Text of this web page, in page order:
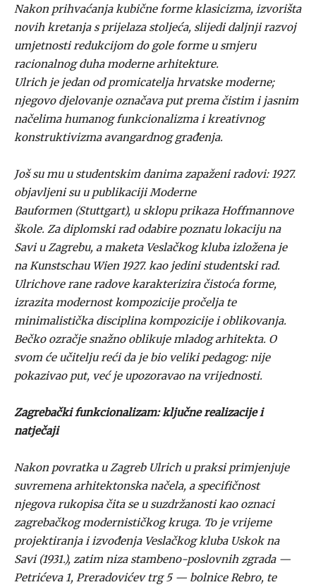
Nakon prihvaćanja kubične forme klasicizma, izvorišta
novih kretanja s prijelaza stoljeća, slijedi daljnji razvoj
umjetnosti redukcijom do gole forme u smjeru
racionalnog duha moderne arhitekture.
Ulrich je jedan od promicatelja hrvatske moderne;
njegovo djelovanje označava put prema čistim i jasnim
načelima humanog funkcionalizma i kreativnog
konstruktivizma avangardnog građenja.
Još su mu u studentskim danima zapaženi radovi: 1927.
objavljeni su u publikaciji Moderne
Bauformen (Stuttgart), u sklopu prikaza Hoffmannove
škole. Za diplomski rad odabire poznatu lokaciju na
Savi u Zagrebu, a maketa Veslačkog kluba izložena je
na Kunstschau Wien 1927. kao jedini studentski rad.
Ulrichove rane radove karakterizira čistoća forme,
izrazita modernost kompozicije pročelja te
minimalistička disciplina kompozicije i oblikovanja.
Bečko ozračje snažno oblikuje mladog arhitekta. O
svom će učitelju reći da je bio veliki pedagog: nije
pokazivao put, već je upozoravao na vrijednosti.
Zagrebački funkcionalizam: ključne realizacije i
natječaji
Nakon povratka u Zagreb Ulrich u praksi primjenjuje
suvremena arhitektonska načela, a specifičnost
njegova rukopisa čita se u suzdržanosti kao oznaci
zagrebačkog modernističkog kruga. To je vrijeme
projektiranja i izvođenja Veslačkog kluba Uskok na
Savi (1931.), zatim niza stambeno-poslovnih zgrada —
Petrićeva 1, Preradovićev trg 5 — bolnice Rebro, te